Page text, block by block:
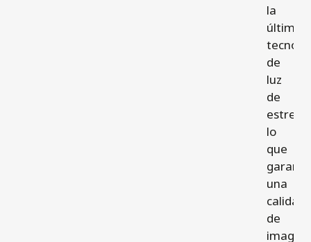
la
última
de
luz
de
lo
que
una
calidad
de
imagen